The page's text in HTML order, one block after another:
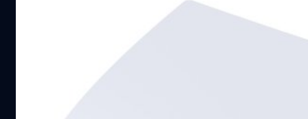
วิกฤติชิปทำให้ Sony จัดส่ง PlayStation 5 ไม่
ได้ตามเป้า แต่เกมขายได้มากขึ้น!
จนถึงปัจจุบัน Sony สามารถจัดส่ง PlayStation 5 ได้ถึง 19.3
ล้านเครื่องทั่วโลก โดยในไตรมาสที่ผ่านมาสามารถทำยอดจัด
ส่งได้เท่ากับ 2 ล้านเครื่อง อย่างไรก็ตามตัวเลขดังกล่าวกลับต่ำ
กว่าเป้าหมายของบริษัทถึง 3.3 ล้านเครื่องเลยทีเดียว